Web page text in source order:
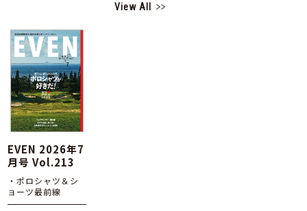
View All
EVEN 2026年7
月号 Vol.213
・ポロシャツ＆シ
ョーツ最前線